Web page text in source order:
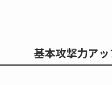
基本攻撃力ア